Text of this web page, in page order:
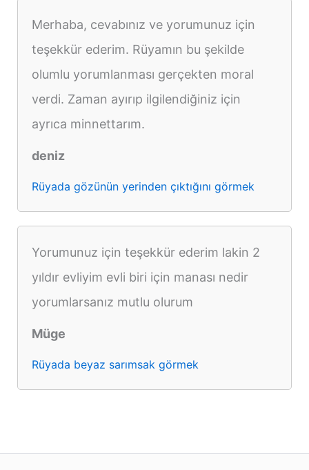
Merhaba, cevabınız ve yorumunuz için
teşekkür ederim. Rüyamın bu şekilde
olumlu yorumlanması gerçekten moral
verdi. Zaman ayırıp ilgilendiğiniz için
ayrıca minnettarım.
deniz
Rüyada gözünün yerinden çıktığını görmek
Yorumunuz için teşekkür ederim lakin 2
yıldır evliyim evli biri için manası nedir
yorumlarsanız mutlu olurum
Müge
Rüyada beyaz sarımsak görmek